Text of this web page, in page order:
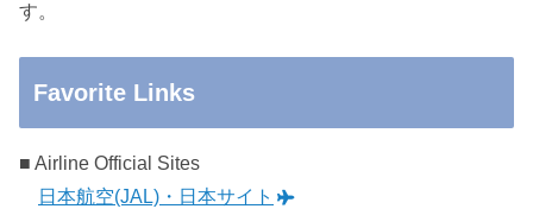
す。
Favorite Links
■ Airline Official Sites
日本航空(JAL)・日本サイト